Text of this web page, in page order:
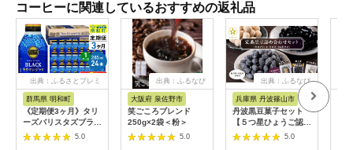
コーヒーに関連しているおすすめの返礼品
出典：ふるさとプレミ
群馬県 明和町
《定期便3ヶ月》タリ
ーズバリスタズブラッ
ク キリマンジャロ ＜
285ml×24本＞【1ケ
5.0
出典：ふるなび
大阪府 泉佐野市
笑ごころブレンド
250g×2袋＜粉＞
5.0
出典：ふるなび
兵庫県 丹波篠山市
丹波黒豆菓子セット
【５つ星ひょうご認
定】（黒豆グラッセ・
黒豆煮・きな粉黒豆）
5.0